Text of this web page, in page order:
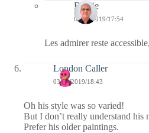
Bernie
04/01/2019/17:54
Les admirer reste
London Caller
03/01/2019/18:43
Oh his style was so varied!
But I don’t really understand his
Prefer his older paintings.